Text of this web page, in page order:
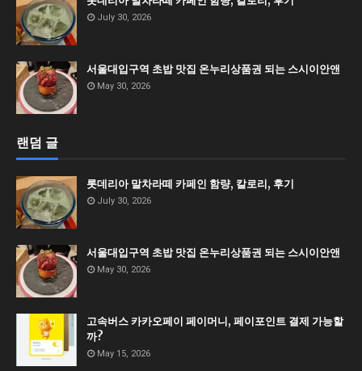
July 30, 2026
서울대입구역 초밥 맛집 온누리상품권 되는 스시이안앤
May 30, 2026
랜덤 글
롯데리아 말차라떼 카페인 함량, 칼로리, 후기
July 30, 2026
서울대입구역 초밥 맛집 온누리상품권 되는 스시이안앤
May 30, 2026
고속버스 카카오페이 페이머니, 페이포인트 결제 가능할
까?
May 15, 2026